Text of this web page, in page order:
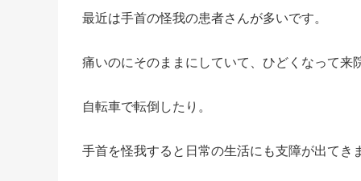
最近は手首の怪我の患者さんが多いです。
痛いのにそのままにしていて、ひどくなって来
自転車で転倒したり。
手首を怪我すると日常の生活にも支障が出てき